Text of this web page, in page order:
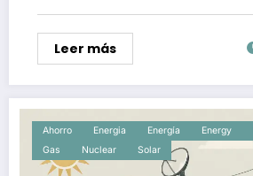
Leer más
Ahorro Energia Energía Energy
Gas
Nuclear Solar